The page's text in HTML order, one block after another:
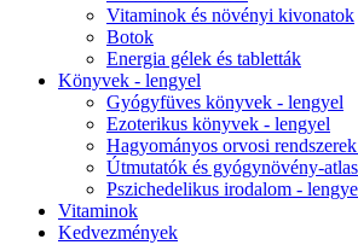
Vitaminok és növényi kivonatok
Botok
Energia gélek és tabletták
Könyvek - lengyel
Gyógyfüves könyvek - lengyel
Ezoterikus könyvek - lengyel
Hagyományos orvosi
Útmutatók és gyógynövény-
Pszichedelikus irodalom -
Vitaminok
Kedvezmények